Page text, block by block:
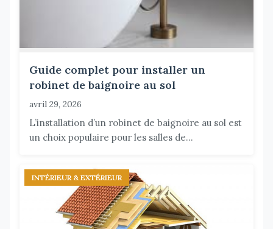
Guide complet pour installer un
robinet de baignoire au sol
avril 29, 2026
L’installation d’un robinet de baignoire au sol est
un choix populaire pour les salles de...
INTÉRIEUR & EXTÉRIEUR